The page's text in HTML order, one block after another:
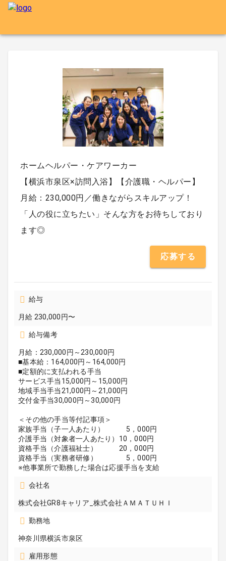
ホームヘルパー・ケアワーカー
【横浜市泉区×訪問入浴】【介護職・ヘルパー】
月給：230,000円／働きながらスキルアップ！
「人の役に立ちたい」そんな方をお待ちしており
ます◎
応募する
給与
月給 230,000円〜
給与備考
月給：230,000円～230,000円
■基本給：164,000円～164,000円
■定額的に支払われる手当
サービス手当15,000円～15,000円
地域手当手当21,000円～21,000円
交付金手当30,000円～30,000円
＜その他の手当等付記事項＞
家族手当（子一人あたり） 5，000円
介護手当（対象者一人あたり）10，000円
資格手当（介護福祉士） 20，000円
資格手当（実務者研修） 5，000円
※他事業所で勤務した場合は応援手当を支給
会社名
株式会社GR8キャリア_株式会社ＡＭＡＴＵＨＩ
勤務地
神奈川県横浜市泉区
雇用形態